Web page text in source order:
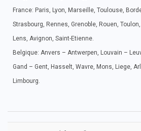
France: Paris, Lyon, Marseille, Toulouse,
Strasbourg, Rennes, Grenoble, Rouen,
Lens, Avignon, Saint-Etienne.
Belgique: Anvers – Antwerpen, Louvain –
Gand – Gent, Hasselt, Wavre, Mons, Liege,
Limbourg.